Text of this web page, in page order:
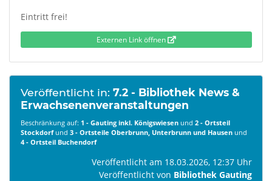
Eintritt frei!
Externen Link öffnen
Veröffentlicht in: 7.2 - Bibliothek News &
Erwachsenenveranstaltungen
Beschränkung auf: 1 - Gauting inkl. Königswiesen und 2 - Ortsteil
Stockdorf und 3 - Ortsteile Oberbrunn, Unterbrunn und Hausen und
4 - Ortsteil Buchendorf
Veröffentlicht am 18.03.2026, 12:37 Uhr
Veröffentlicht von Bibliothek Gauting